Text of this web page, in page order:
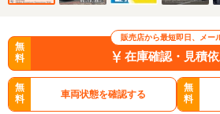
販売店から最短即日、メー
無
料
在庫確認・見積
無
料
車両状態を確認する
無
料